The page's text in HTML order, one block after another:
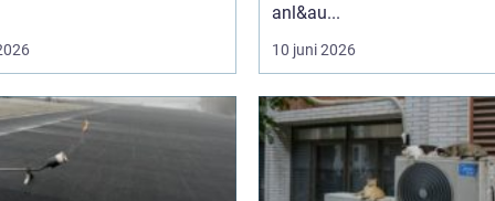
anl&au...
10 juni 2026